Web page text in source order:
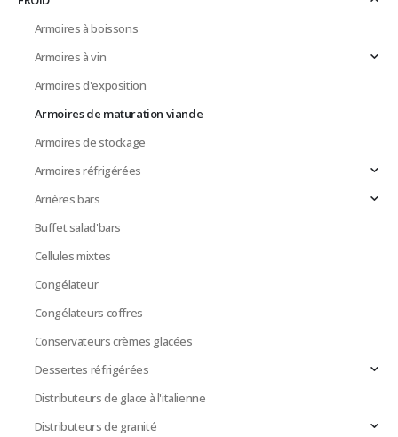
Armoires à boissons
Armoires à vin
Armoires d'exposition
Armoires de maturation viande
Armoires de stockage
Armoires réfrigérées
Arrières bars
Buffet salad'bars
Cellules mixtes
Congélateur
Congélateurs coffres
Conservateurs crèmes glacées
Dessertes réfrigérées
Distributeurs de glace à l'italienne
Distributeurs de granité